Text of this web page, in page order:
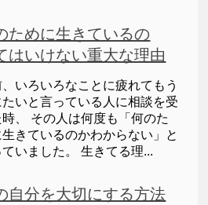
ために生きているの
はいけない重大な理由
、いろいろなことに疲れてもう
たいと言っている人に相談を受
時、 その人は何度も「何のた
きているのかわからない」と
いました。 生きてる理...
自分を大切にする方法